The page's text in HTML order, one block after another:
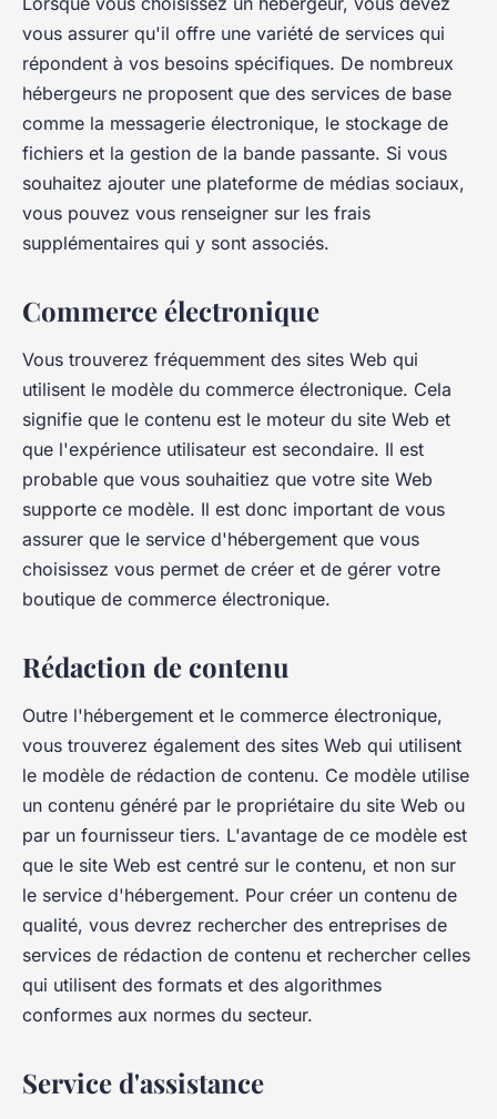
vous assurer qu'il offre une variété de services qui
répondent à vos besoins spécifiques. De nombreux
hébergeurs ne proposent que des services de base
comme la messagerie électronique, le stockage de
fichiers et la gestion de la bande passante. Si vous
souhaitez ajouter une plateforme de médias sociaux,
vous pouvez vous renseigner sur les frais
supplémentaires qui y sont associés.
Commerce électronique
Vous trouverez fréquemment des sites Web qui
utilisent le modèle du commerce électronique. Cela
signifie que le contenu est le moteur du site Web et
que l'expérience utilisateur est secondaire. Il est
probable que vous souhaitiez que votre site Web
supporte ce modèle. Il est donc important de vous
assurer que le service d'hébergement que vous
choisissez vous permet de créer et de gérer votre
boutique de commerce électronique.
Rédaction de contenu
Outre l'hébergement et le commerce électronique,
vous trouverez également des sites Web qui utilisent
le modèle de rédaction de contenu. Ce modèle utilise
un contenu généré par le propriétaire du site Web ou
par un fournisseur tiers. L'avantage de ce modèle est
que le site Web est centré sur le contenu, et non sur
le service d'hébergement. Pour créer un contenu de
qualité, vous devrez rechercher des entreprises de
services de rédaction de contenu et rechercher celles
qui utilisent des formats et des algorithmes
conformes aux normes du secteur.
Service d'assistance